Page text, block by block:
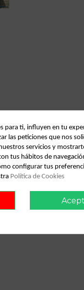
para ti, influyen en tu
las peticiones que nos
servicios y
tus hábitos de
configurar tus
Política de Cookies